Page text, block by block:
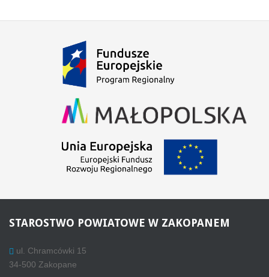
STAROSTWO POWIATOWE W ZAKOPANEM
ul. Chramcówki 15
34-500 Zakopane